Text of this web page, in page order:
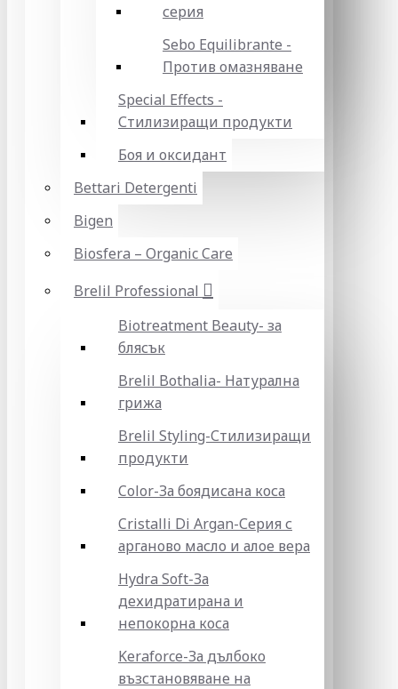
серия
Sebo Equilibrante -
Против омазняване
Special Effects -
Стилизиращи продукти
Боя и оксидант
Bettari Detergenti
Bigen
Biosfera – Organic Care
Brelil Professional
Biotreatment Beauty- за
блясък
Brelil Bothalia- Натурална
грижа
Brelil Styling-Стилизиращи
продукти
Color-За боядисана коса
Cristalli Di Argan-Серия с
арганово масло и алое вера
Hydra Soft-За
дехидратирана и
непокорна коса
Keraforce-За дълбоко
възстановяване на